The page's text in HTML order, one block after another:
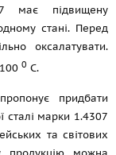
має підвищену
стані. Перед
оксалатувати.
0 С.
придбати
сталі марки 1.4307
та світових